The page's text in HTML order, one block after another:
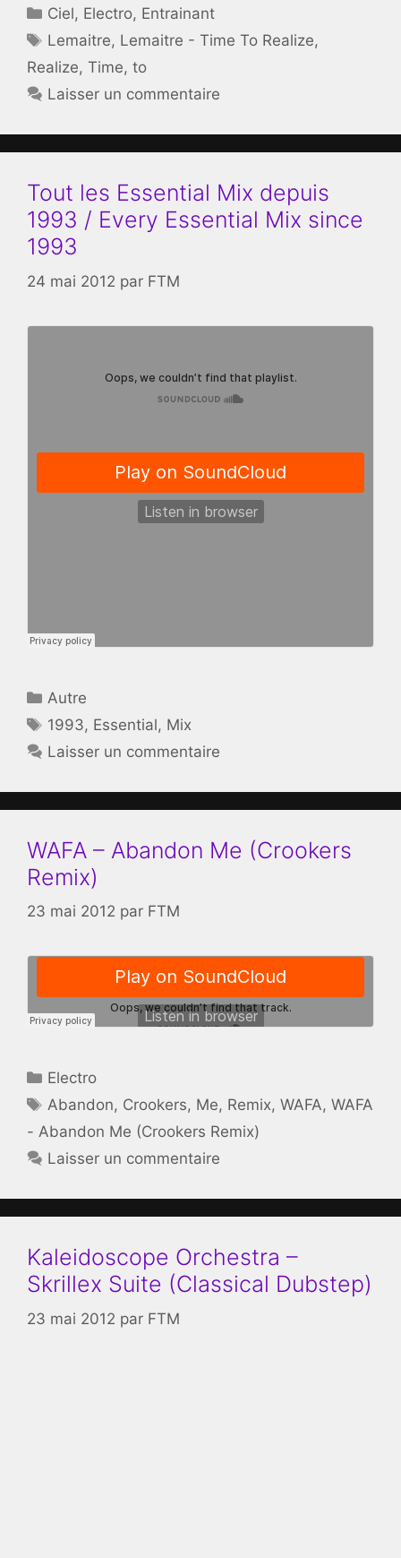
Catégories
Ciel, Electro, Entrainant
Étiquettes
Lemaitre, Lemaitre - Time To Realize,
Realize, Time, to
Laisser un commentaire
Tout les Essential Mix depuis
1993 / Every Essential Mix since
1993
24 mai 2012 par FTM
Catégories
Autre
Étiquettes
1993, Essential, Mix
Laisser un commentaire
WAFA – Abandon Me (Crookers
Remix)
23 mai 2012 par FTM
Catégories
Electro
Étiquettes
Abandon, Crookers, Me, Remix,WAFA,WAFA
- Abandon Me (Crookers Remix)
Laisser un commentaire
Kaleidoscope Orchestra –
Skrillex Suite (Classical Dubstep)
23 mai 2012 par FTM